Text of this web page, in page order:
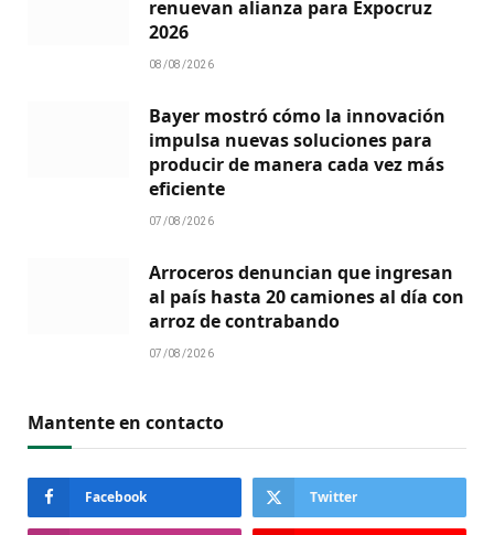
renuevan alianza para Expocruz
2026
08/08/2026
Bayer mostró cómo la innovación
impulsa nuevas soluciones para
producir de manera cada vez más
eficiente
07/08/2026
Arroceros denuncian que ingresan
al país hasta 20 camiones al día con
arroz de contrabando
07/08/2026
Mantente en contacto
Facebook Twitter